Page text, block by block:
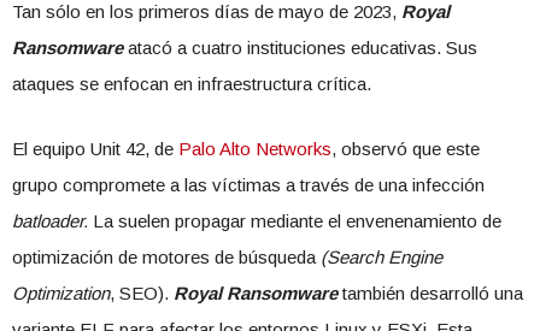
Tan sólo en los primeros días de mayo de 2023, Royal
Ransomwareatacó a cuatro instituciones educativas. Sus
ataques se enfocan en infraestructura crítica.
El equipo Unit 42, de Palo Alto Networks, observó que este
grupo compromete a las víctimas a través de una infección
batloader. La suelen propagar mediante el envenenamiento de
optimización de motores de búsqueda (Search Engine
Optimization, SEO). Royal Ransomwaretambién desarrolló una